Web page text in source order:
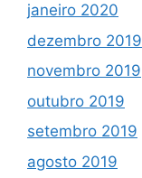
janeiro 2020
dezembro 2019
novembro 2019
outubro 2019
setembro 2019
agosto 2019